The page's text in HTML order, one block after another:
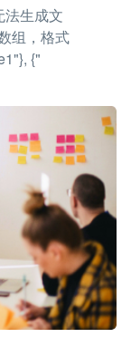
生成文
组，格式
{"